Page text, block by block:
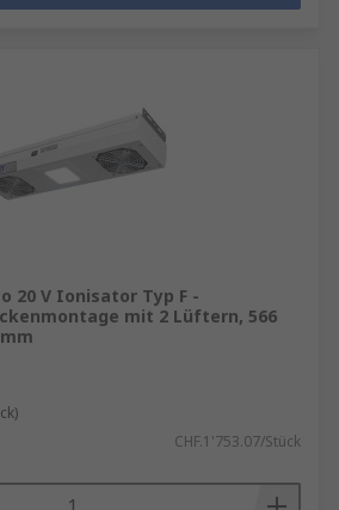
20 V Ionisator Typ F -
mit 2 Lüftern, 566
CHF.1'753.07/Stück